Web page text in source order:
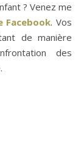
? Venez me
Facebook. Vos
de manière
des